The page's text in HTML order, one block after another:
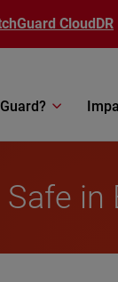
CloudDR
in